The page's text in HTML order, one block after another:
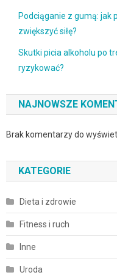
Podciąganie z gumą: jak
zwiększyć siłę?
Skutki picia alkoholu po
ryzykować?
NAJNOWSZE
Brak komentarzy do
KATEGORIE
Dieta i zdrowie
Fitness i ruch
Inne
Uroda